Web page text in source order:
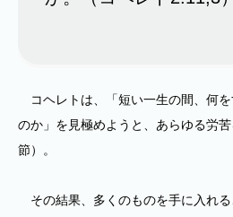
コヘレトは、「短い一生の間、何
のか」を見極めようと、あらゆる労
節）。
その結果、多くのものを手に入れる